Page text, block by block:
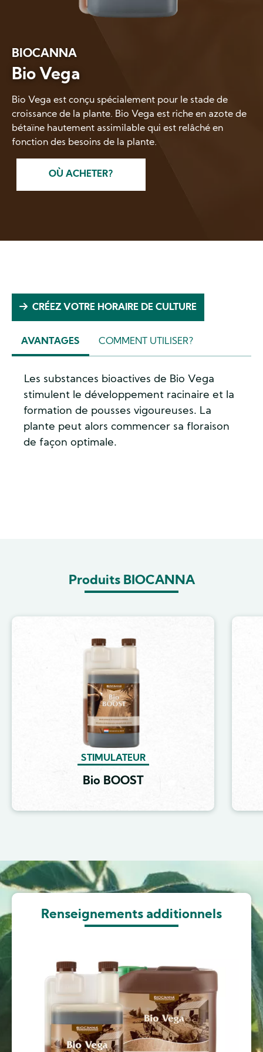
BIOCANNA
Bio Vega
Bio Vega est conçu spécialement pour le stade de
croissance de la plante. Bio Vega est riche en azote de
bétaïne hautement assimilable qui est relâché en
fonction des besoins de la plante.
OÙ ACHETER?
AVANTAGES
(ACTIVE
COMMENT UTILISER?
CRÉEZ VOTRE HORAIRE DE CULTURE
Les substances bioactives de Bio Vega
stimulent le développement racinaire et la
formation de pousses vigoureuses. La
plante peut alors commencer sa floraison
de façon optimale.
Produits BIOCANNA
STIMULATEUR
Bio BOOST
Renseignements additionnels
Image